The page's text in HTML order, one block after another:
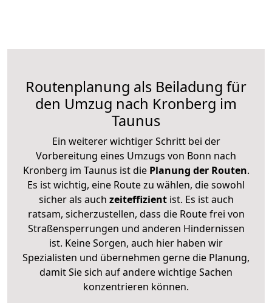
Routenplanung als Beiladung für
den Umzug nach Kronberg im
Taunus
Ein weiterer wichtiger Schritt bei der
Vorbereitung eines Umzugs von Bonn nach
Kronberg im Taunus ist diePlanung der Routen.
Es ist wichtig, eine Route zu wählen, die sowohl
sicher als auch zeiteffizientist. Es ist auch
ratsam, sicherzustellen, dass die Route frei von
Straßensperrungen und anderen Hindernissen
ist. Keine Sorgen, auch hier haben wir
Spezialisten und übernehmen gerne die Planung,
damit Sie sich auf andere wichtige Sachen
konzentrieren können.